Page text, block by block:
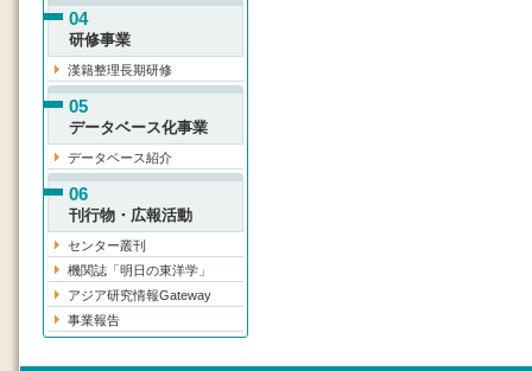
04
研修事業
漢籍整理長期研修
05
データベース化事業
データベース紹介
06
刊行物・広報活動
センター叢刊
機関誌「明日の東洋学」
アジア研究情報Gateway
事業報告